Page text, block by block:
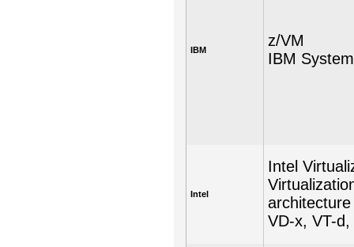
IBM
z/VM
IBM
Intel
Intel
architecture
VD-x, VT-d,